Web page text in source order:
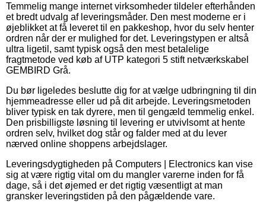
Temmelig mange internet virksomheder tildeler efterhånden
et bredt udvalg af leveringsmåder. Den mest moderne er i
øjeblikket at få leveret til en pakkeshop, hvor du selv henter
ordren når der er mulighed for det. Leveringstypen er altså
ultra ligetil, samt typisk også den mest betalelige
fragtmetode ved køb af UTP kategori 5 stift netværkskabel
GEMBIRD Grå.
Du bør ligeledes beslutte dig for at vælge udbringning til din
hjemmeadresse eller ud på dit arbejde. Leveringsmetoden
bliver typisk en tak dyrere, men til gengæld temmelig enkel.
Den prisbilligste løsning til levering er utvivlsomt at hente
ordren selv, hvilket dog står og falder med at du lever
nærved online shoppens arbejdslager.
Leveringsdygtigheden på Computers | Electronics kan vise
sig at være rigtig vital om du mangler varerne inden for få
dage, så i det øjemed er det rigtig væsentligt at man
gransker leveringstiden på den pågældende vare.